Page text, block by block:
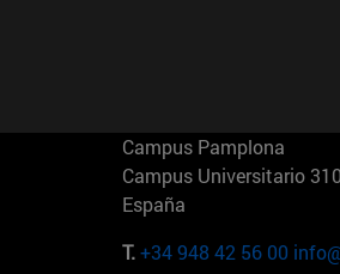
Campus Pamplona
Campus Universitario
España
T.+34 948 42 56 00